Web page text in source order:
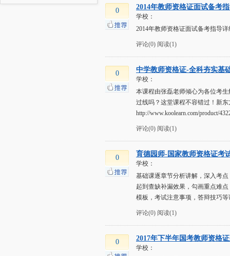
0 2014年教师资格证面试备考
学校：
2014年教师资格证面试备考指导详
评论(0) 阅读(1)
0 中学教师资格证-全科夯实基
学校：
本课程由张磊老师倾心为各位考
过线吗？这堂课程不容错过！新
http://www.koolearn.com/product/
评论(0) 阅读(1)
0 育德园师-国家教师资格证考
学校：
基础课逐章节分析讲解，深入考
起到查缺补漏效果，勾画重点难
模板，考试注意事项，答辩技巧等
评论(0) 阅读(1)
0 2017年下半年国考教师资格
学校：